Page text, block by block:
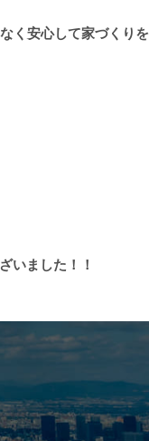
く安心して家づくりを
いました！！